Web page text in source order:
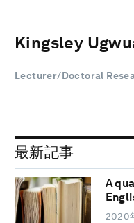
Kingsley
Lecturer/Doctoral
最新記事
A
2020